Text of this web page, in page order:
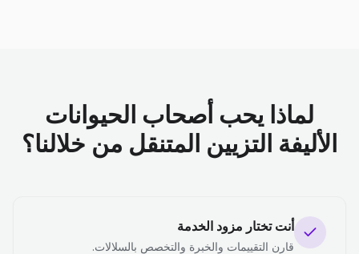
لماذا يحب أصحاب الحيوانات
الأليفة التزيين المتنقل من خلالنا؟
أنت تختار مزود الخدمة
قارن التقييمات والخبرة والتخصص بالسلالات.